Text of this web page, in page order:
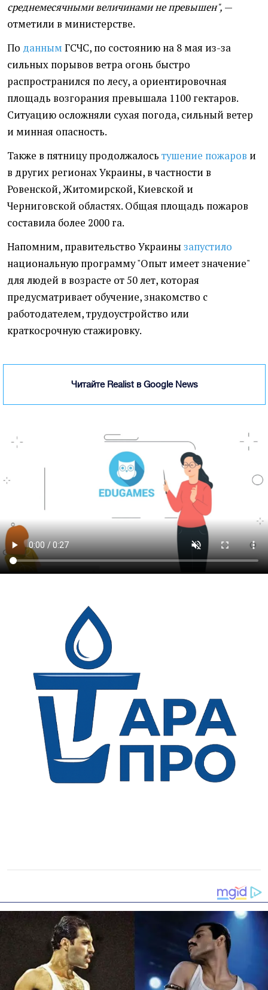
среднемесячными величинами не превышен", —
отметили в министерстве.
По даннымГСЧС, по состоянию на 8 мая из-за
сильных порывов ветра огонь быстро
распространился по лесу, а ориентировочная
площадь возгорания превышала 1100 гектаров.
Ситуацию осложняли сухая погода, сильный ветер
и минная опасность.
Также в пятницу продолжалось тушение пожаров и
в других регионах Украины, в частности в
Ровенской, Житомирской, Киевской и
Черниговской областях. Общая площадь пожаров
составила более 2000 га.
Напомним, правительство Украины запустило
национальную программу "Опыт имеет значение"
для людей в возрасте от 50 лет, которая
предусматривает обучение, знакомство с
работодателем, трудоустройство или
краткосрочную стажировку.
Читайте Realist в Google News